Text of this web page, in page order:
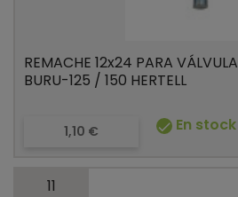
REMACHE 12x24 PARA VÁLVULA
BURU-125 / 150 HERTELL
Precio
1,10 €  En stock
11